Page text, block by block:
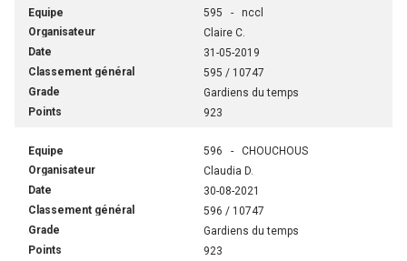
595 - nccl
Claire C.
31-05-2019
595 / 10747
Gardiens du temps
923
596 - CHOUCHOUS
Claudia D.
30-08-2021
596 / 10747
Gardiens du temps
923